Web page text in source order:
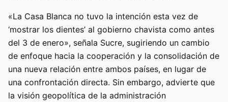
«La Casa Blanca no tuvo la intención esta vez de
‘mostrar los dientes’ al gobierno chavista como antes
del 3 de enero», señala Sucre, sugiriendo un cambio
de enfoque hacia la cooperación y la consolidación de
una nueva relación entre ambos países, en lugar de
una confrontación directa. Sin embargo, advierte que
la visión geopolítica de la administración